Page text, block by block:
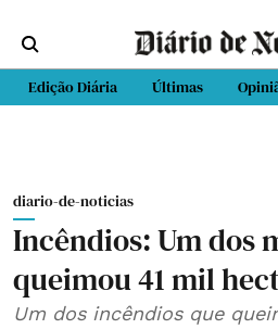
Edição Diária Últimas
diario-de-noticias
Incêndios: Um dos
queimou 41 mil
Um dos incêndios que